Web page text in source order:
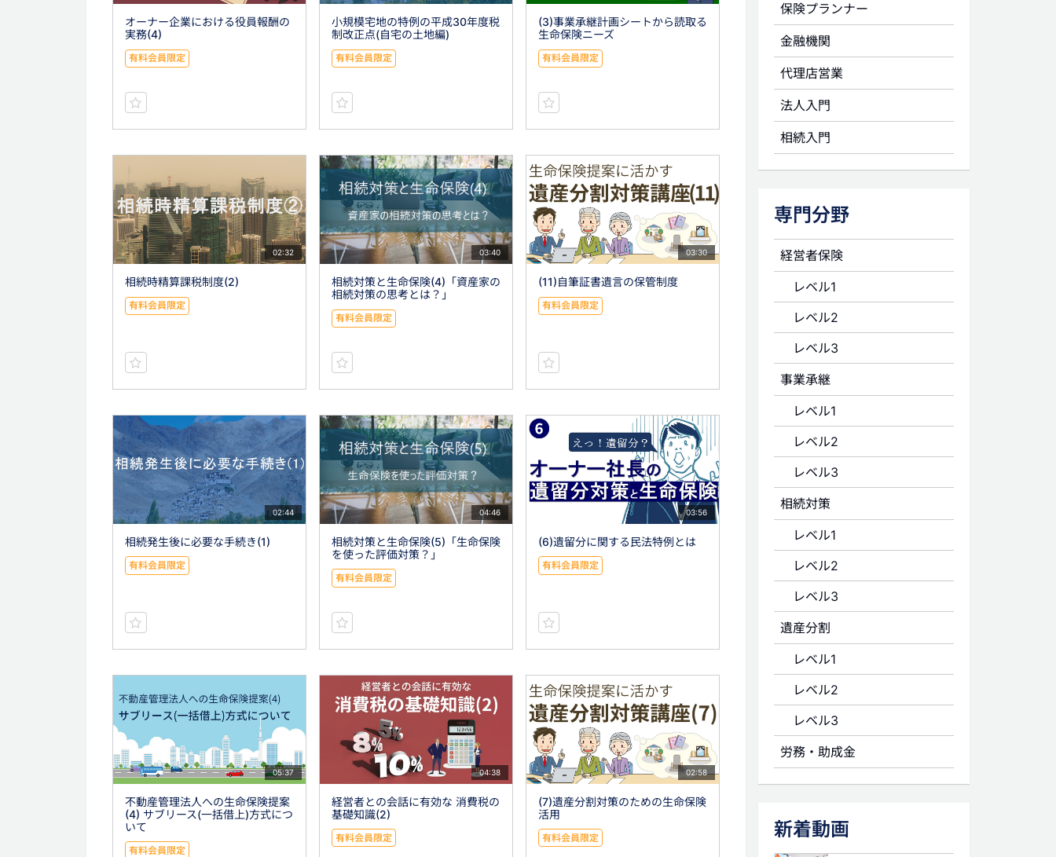
オーナー企業における役員報酬の
実務(4)
有料会員限定
小規模宅地の特例の平成30年度税
制改正点(自宅の土地編)
有料会員限定
(3)事業承継計画シートから読取る
生命保険ニーズ
有料会員限定
02:32
相続時精算課税制度(2)
有料会員限定
03:40
相続対策と生命保険(4)「資産家の
相続対策の思考とは？」
有料会員限定
03:30
(11)自筆証書遺言の保管制度
有料会員限定
02:44
相続発生後に必要な手続き(1)
有料会員限定
04:46
相続対策と生命保険(5)「生命保険
を使った評価対策？」
有料会員限定
03:56
(6)遺留分に関する民法特例とは
有料会員限定
05:37
不動産管理法人への生命保険提案
(4) サブリース(一括借上)方式につ
いて
有料会員限定
04:38
経営者との会話に有効な 消費税の
基礎知識(2)
有料会員限定
02:58
(7)遺産分割対策のための生命保険
活用
有料会員限定
保険プランナー
金融機関
代理店営業
法人入門
相続入門
専門分野
経営者保険
レベル1
レベル2
レベル3
事業承継
レベル1
レベル2
レベル3
相続対策
レベル1
レベル2
レベル3
遺産分割
レベル1
レベル2
レベル3
労務・助成金
新着動画